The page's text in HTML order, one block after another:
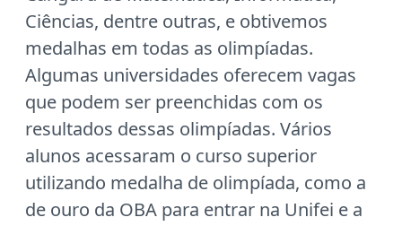
Ciências, dentre outras, e obtivemos
medalhas em todas as olimpíadas.
Algumas universidades oferecem vagas
que podem ser preenchidas com os
resultados dessas olimpíadas. Vários
alunos acessaram o curso superior
utilizando medalha de olimpíada, como a
de ouro da OBA para entrar na Unifei e a